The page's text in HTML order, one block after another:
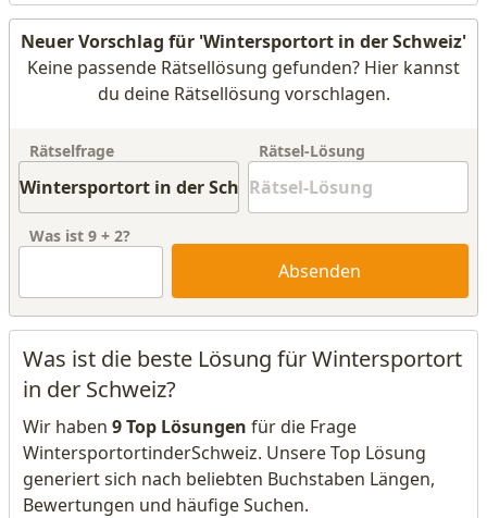
Neuer Vorschlag für 'Wintersportort in der Schweiz'
Keine passende Rätsellösung gefunden? Hier kannst
du deine Rätsellösung vorschlagen.
Rätselfrage Rätsel-Lösung
Was ist 9 + 2?
Absenden
Was ist die beste Lösung für Wintersportort
in der Schweiz?
Wir haben 9 Top Lösungen für die Frage
WintersportortinderSchweiz. Unsere Top Lösung
generiert sich nach beliebten Buchstaben Längen,
Bewertungen und häufige Suchen.